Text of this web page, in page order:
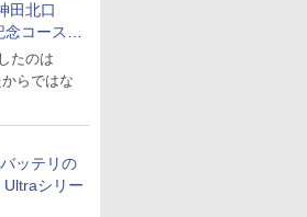
田北口
コース」
たのは
らではな
ッテリの
シリー